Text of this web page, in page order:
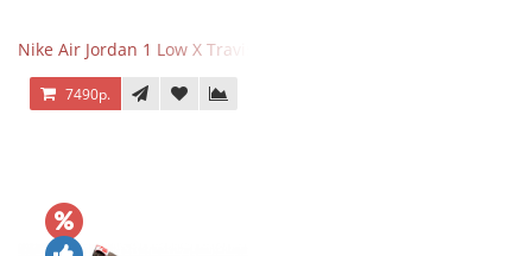
Nike Air Jordan 1 Low X Travis Scott Olive
7490р.